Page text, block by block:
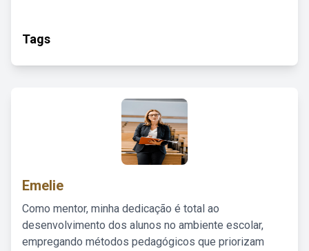
Tags
Emelie
Como mentor, minha dedicação é total ao
desenvolvimento dos alunos no ambiente escolar,
empregando métodos pedagógicos que priorizam